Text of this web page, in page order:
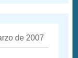
de 2007